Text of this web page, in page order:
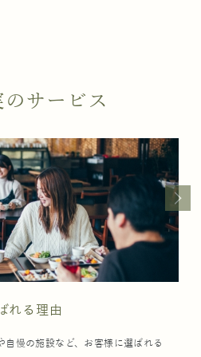
のサービス
れる理由
自慢の施設など、お客様に選ばれる